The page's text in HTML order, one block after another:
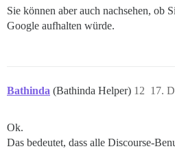
Sie können aber auch nachsehen, ob
Google aufhalten würde.
Bathinda (Bathinda Helper) 17.
12
Ok.
Das bedeutet, dass alle Discourse-